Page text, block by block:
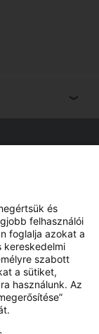
és
felhasználói
foglalja azokat a
kereskedelmi
szabott
a sütiket,
használunk. Az